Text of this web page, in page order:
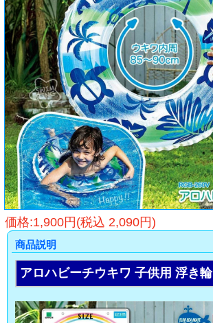
価格:1,900円(税込 2,090円)
商品説明
アロハビーチウキワ 子供用 浮き輪